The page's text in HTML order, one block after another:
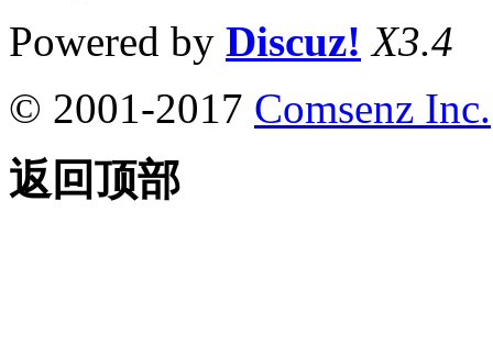
Powered by Discuz! X3.4
© 2001-2017 Comsenz Inc.
返回顶部